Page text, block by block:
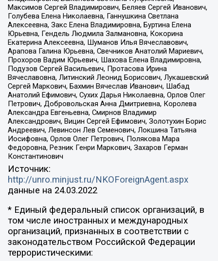
Максимов Сергей Владимирович, Беляев Сергей Иванович,
Голубева Елена Николаевна, Ганнушкина Светлана
Алексеевна, Закс Елена Владимировна, Буртина Елена
Юрьевна, Гендель Людмила Залмановна, Кокорина
Екатерина Алексеевна, Шуманов Илья Вячеславович,
Арапова Галина Юрьевна, Свечников Анатолий Мариевич,
Прохоров Вадим Юрьевич, Шахова Елена Владимировна,
Подузов Сергей Васильевич, Протасова Ирина
Вячеславовна, Литинский Леонид Борисович, Лукашевский
Сергей Маркович, Бахмин Вячеслав Иванович, Шабад
Анатолий Ефимович, Сухих Дарья Николаевна, Орлов Олег
Петрович, Добровольская Анна Дмитриевна, Королева
Александра Евгеньевна, Смирнов Владимир
Александрович, Вицин Сергей Ефимович, Золотухин Борис
Андреевич, Левинсон Лев Семенович, Локшина Татьяна
Иосифовна, Орлов Олег Петрович, Полякова Мара
Федоровна, Резник Генри Маркович, Захаров Герман
Константинович
Источник:
http://unro.minjust.ru/NKOForeignAgent.aspx
данные на 24.03.2022
* Единый федеральный список организаций, в
том числе иностранных и международных
организаций, признанных в соответствии с
законодательством Российской Федерации
террористическими: